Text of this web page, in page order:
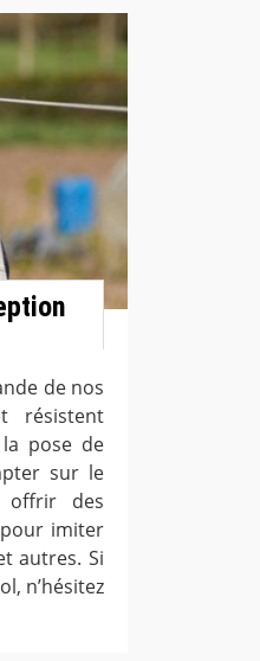
de nos
résistent
pose de
sur le
offrir des
imiter
autres. Si
n’hésitez